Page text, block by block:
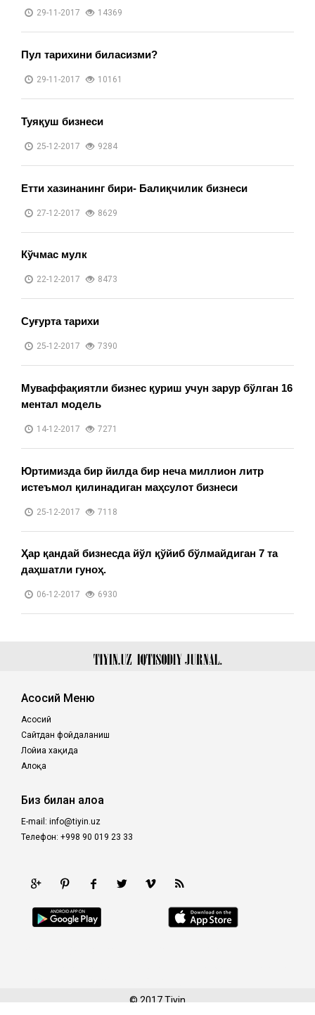
29-11-2017 14369
Пул тарихини биласизми?
29-11-2017 10161
Туяқуш бизнеси
25-12-2017 9284
Етти хазинанинг бири- Балиқчилик бизнеси
27-12-2017 8629
Кўчмас мулк
22-12-2017 8473
Суғурта тарихи
25-12-2017 7390
Муваффақиятли бизнес қуриш учун зарур бўлган 16
ментал модель
14-12-2017 7271
Юртимизда бир йилда бир неча миллион литр
истеъмол қилинадиган маҳсулот бизнеси
25-12-2017 7118
Ҳар қандай бизнесда йўл қўйиб бўлмайдиган 7 та
даҳшатли гуноҳ.
06-12-2017 6930
Асосий Меню
Асосий
Сайтдан фойдаланиш
Лойиҳа хақида
Алоқа
Биз билан алоқа
E-mail: info@tiyin.uz
Телефон: +998 90 019 23 33
© 2017Tiyin